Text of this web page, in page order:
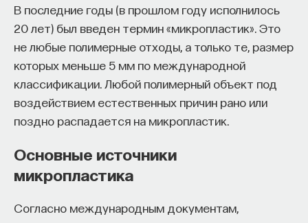
В последние годы (в прошлом году исполнилось
20 лет) был введен термин «микропластик». Это
не любые полимерные отходы, а только те, размер
которых меньше 5 мм по международной
классификации. Любой полимерный объект под
воздействием естественных причин рано или
поздно распадается на микропластик.
Основные источники
микропластика
Согласно международным документам,
мы получили уже после, однако они не сохранили
способность реплицироваться и инфицировать
другие клетки. Этим геном человека отличается
от геномов мышей, кошек и свиней: у них имеются
более молодые вирусные последовательности,
которые могут генерировать новые вирионы.
У человека сильнее активирован
противовирусный иммунитет. Специальные
генетический материал и вносят в него
химические модификации. В результате вирус